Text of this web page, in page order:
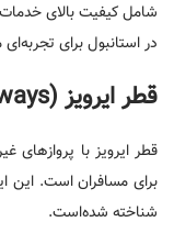
شامل کیفیت بالای
در استانبول برای
قطر ایرویز (Qatar Airways)
قطر ایرویز با پروازهای
برای مسافران است. این
شناخته شده‌است.